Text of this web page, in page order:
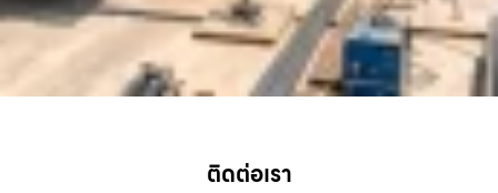
ติดต่อเรา